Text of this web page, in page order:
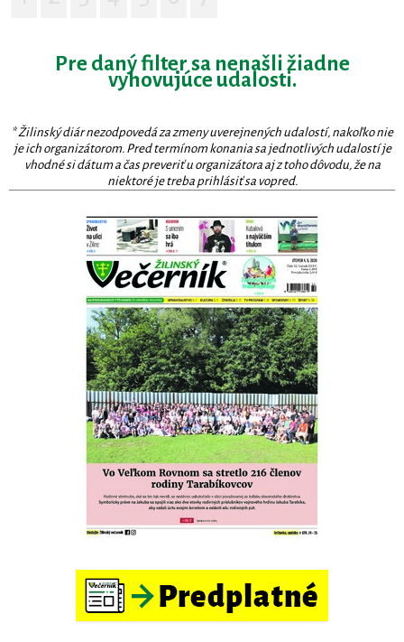
Pre daný filter sa nenašli žiadne
vyhovujúce udalosti.
* Žilinský diár nezodpovedá za zmeny uverejnených udalostí, nakoľko nie
je ich organizátorom. Pred termínom konania sa jednotlivých udalostí je
vhodné si dátum a čas preveriť u organizátora aj z toho dôvodu, že na
niektoré je treba prihlásiť sa vopred.